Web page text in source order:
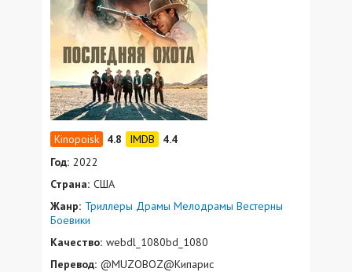
4.8
4.4
Год: 2022
Страна: США
Жанр: Триллеры Драмы Мелодрамы Вестерны
Боевики
Качество: webdl_1080bd_1080
Перевод: @MUZOBOZ@Кипарис